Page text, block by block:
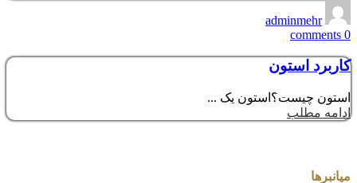
adminmehr
0
comments
کاربرد استون
استون چیست؟استون یک ...
ادامه مطلب
میانبرها